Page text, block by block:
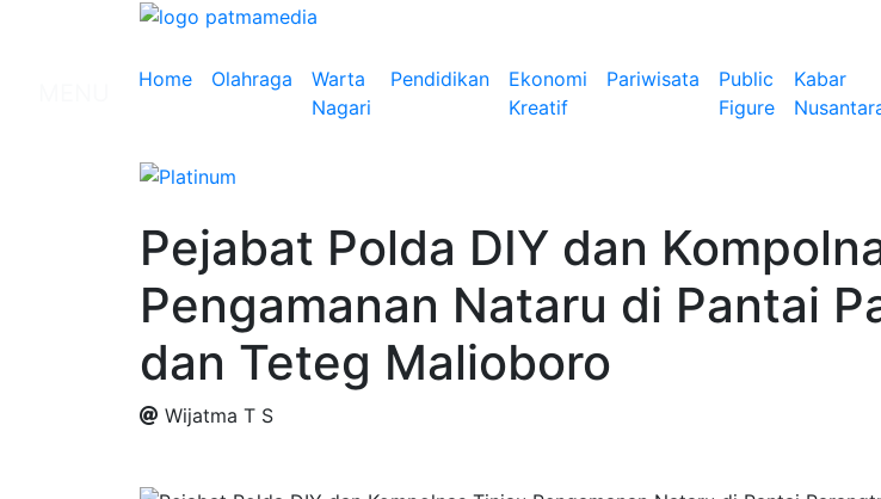
Home Olahraga
Warta
Nagari
Pendidikan
Ekonomi
Kreatif
Pariwisata
Public
Figure
Kabar
Pejabat Polda DIY dan
Pengamanan Nataru di Pantai
dan Teteg Malioboro
Wijatma T S